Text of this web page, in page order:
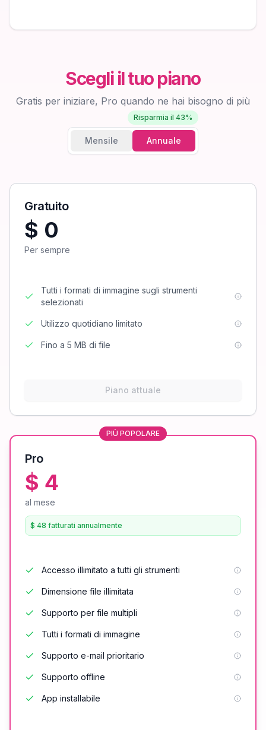
Scegli il tuo piano
Gratis per iniziare, Pro quando ne hai bisogno di più
Risparmia il 43%
Mensile Annuale
Gratuito
$ 0
Per sempre
Tutti i formati di immagine sugli strumenti
selezionati
Utilizzo quotidiano limitato
Fino a 5 MB di file
Piano attuale
PIÙ POPOLARE
Pro
$ 4
al mese
$ 48 fatturati annualmente
Accesso illimitato a tutti gli strumenti
Dimensione file illimitata
Supporto per file multipli
Tutti i formati di immagine
Supporto e-mail prioritario
Supporto offline
App installabile